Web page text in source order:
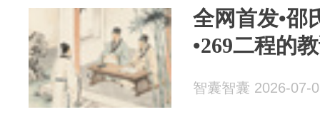
全网首发•邵
•269二程的
智囊智囊 2026-07-